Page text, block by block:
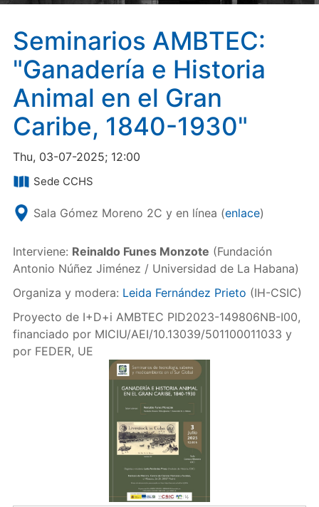
Seminarios AMBTEC:
"Ganadería e Historia
Animal en el Gran
Caribe, 1840-1930"
Thu, 03-07-2025; 12:00
Sede CCHS
Sala Gómez Moreno 2C y en línea (enlace)
Interviene: Reinaldo Funes Monzote (Fundación
Antonio Núñez Jiménez / Universidad de La Habana)
Organiza y modera: Leida Fernández Prieto (IH-CSIC)
Proyecto de I+D+i AMBTEC PID2023-149806NB-I00,
financiado por MICIU/AEI/10.13039/501100011033 y
por FEDER, UE